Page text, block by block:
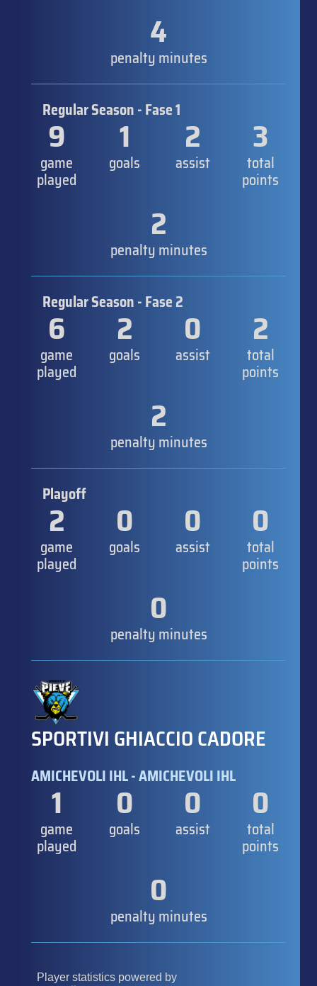
4
penalty minutes
Regular Season - Fase 1
9
game
played
1
goals
2
assist
3
total
points
2
penalty minutes
Regular Season - Fase 2
6
game
played
2
goals
0
assist
2
total
points
2
penalty minutes
Playoff
2
game
played
0
goals
0
assist
0
total
points
0
penalty minutes
SPORTIVI GHIACCIO CADORE
AMICHEVOLI IHL - AMICHEVOLI IHL
1
game
played
0
goals
0
assist
0
total
points
0
penalty minutes